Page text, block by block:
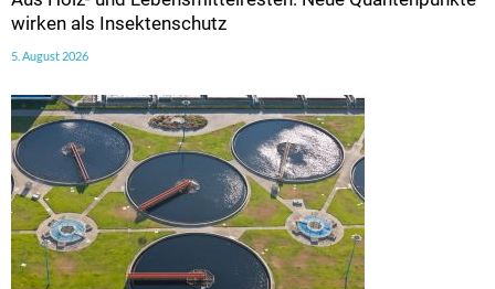
wirken als Insektenschutz
5. August 2026